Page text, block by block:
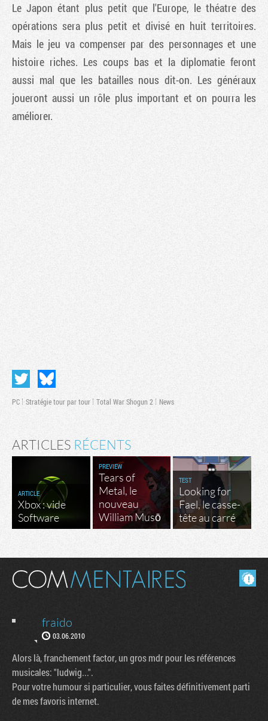
Le Japon étant plus petit que l'Europe, le théatre des
opérations sera plus petit et divisé en huit territoires.
Mais le jeu va compenser par des personnages et une
histoire riches. Les coups bas et la diplomatie feront
aussi mal que les batailles nous dit-on. Les généraux
joueront aussi un rôle plus important et on pourra les
améliorer.
PC Stratégie tour par tour Total War Shogun 2 News
ARTICLES RÉCENTS
ARTICLE
Xbox : vide
Software
PREVIEW
Tears of
Metal, le
nouveau
William Musō
TEST
Looking for
Fael, le casse-
tête au carré
Masquer les commentaires lus.
fraido
03.06.2010
Alors là, franchement factor, un gros mdr pour les références
musicales: "ludwig...".
Pour votre humour si particulier, vous faites définitivement parti
de mes favoris internet.